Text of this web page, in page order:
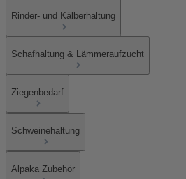
Rinder- und Kälberhaltung
Schafhaltung & Lämmeraufzucht
Ziegenbedarf
Schweinehaltung
Alpaka Zubehör